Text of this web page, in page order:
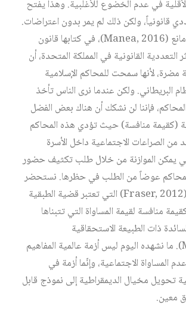
في عدم الخضوع للأغلبية. وهذا يفتح
قانونياً، ولكن ذلك لم يمر بدون اعتراضات.
فمثـلاً، ترى إلهام مانع (Manea, 2016)، في كتابها قانون
التعددية القانونية في المملكة المتحدة، أن
مضرة، لأنها سمحت للمحاكم الإسلامية
البريطاني. ولكن عندما نرى الناس تأخذ
فإننا لن نشكك أن هناك بعض الفضل
(كقيمة منافسة) حيث تؤدي هذه المحاكم
من الصراعات الاجتماعية داخل الأسرة
يمكن الموازنة من خلال طلب تكثيف حضور
عوضاً من الطلب في حظرها. نستحضر
هنا نانسي فريزر (Fraser, 2012) التي تعتبر قضية الطبقية
منافسة لقيمة المساواة التي تتبناها
ذات الطبيعة الاستحقاقية
(Meritocracy). ما نشهده اليوم ليس أزمة عالمية المفاهيم
المساواة الاجتماعية، وإنّما أزمة في
تحويل مخيال الديمقراطية إلى نموذج قابل
معين.